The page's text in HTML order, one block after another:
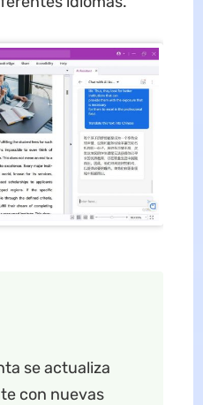
se actualiza
con nuevas